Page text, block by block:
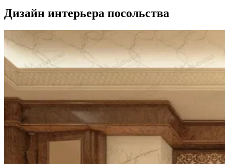
Дизайн интерьера посольства